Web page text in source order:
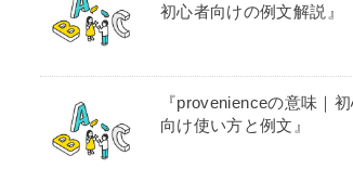
初心者向けの例文解説』
『provenienceの意味｜
向け使い方と例文』